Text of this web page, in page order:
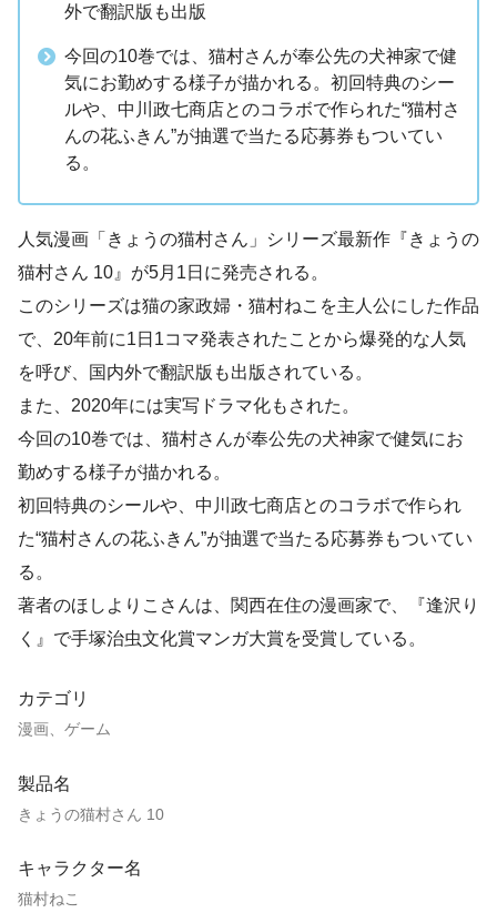
外で翻訳版も出版
今回の10巻では、猫村さんが奉公先の犬神家で健
気にお勤めする様子が描かれる。初回特典のシー
ルや、中川政七商店とのコラボで作られた“猫村さ
んの花ふきん”が抽選で当たる応募券もついてい
る。
人気漫画「きょうの猫村さん」シリーズ最新作『きょうの
猫村さん 10』が5月1日に発売される。
このシリーズは猫の家政婦・猫村ねこを主人公にした作品
で、20年前に1日1コマ発表されたことから爆発的な人気
を呼び、国内外で翻訳版も出版されている。
また、2020年には実写ドラマ化もされた。
今回の10巻では、猫村さんが奉公先の犬神家で健気にお
勤めする様子が描かれる。
初回特典のシールや、中川政七商店とのコラボで作られ
た“猫村さんの花ふきん”が抽選で当たる応募券もついてい
る。
著者のほしよりこさんは、関西在住の漫画家で、『逢沢り
く』で手塚治虫文化賞マンガ大賞を受賞している。
カテゴリ
漫画、ゲーム
製品名
きょうの猫村さん 10
キャラクター名
猫村ねこ